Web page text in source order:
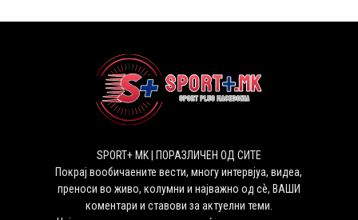
SPORT+ MK | ПОРАЗЛИЧЕН ОД СИТЕ
Покрај вообичаените вести, многу интервјуа, видеа,
преноси во живо, колумни и најважно од сѐ, ВАШИ
коментари и ставови за актуелни теми.